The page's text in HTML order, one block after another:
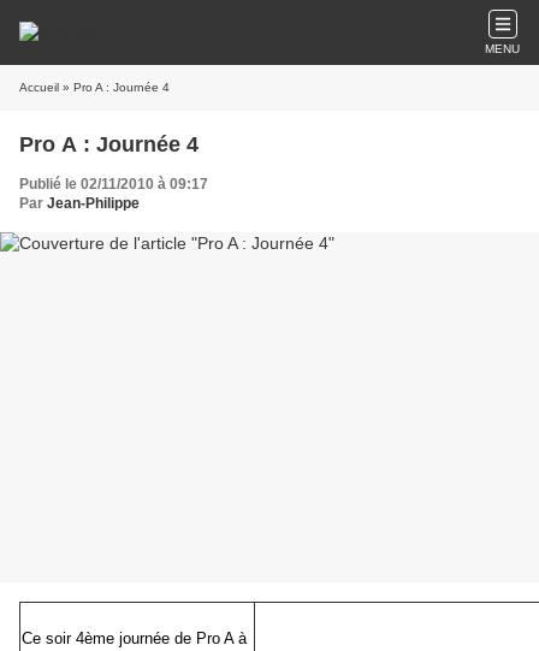
MENU
Accueil » Pro A : Journée 4
Pro A : Journée 4
Publié le 02/11/2010 à 09:17
Par Jean-Philippe
Ce soir 4ème journée de Pro A à